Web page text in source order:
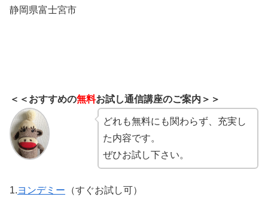
静岡県富士宮市
＜＜おすすめの無料お試し通信講座のご案内＞＞
どれも無料にも関わらず、充実し
た内容です。
ぜひお試し下さい。
1.ヨンデミー （すぐお試し可）